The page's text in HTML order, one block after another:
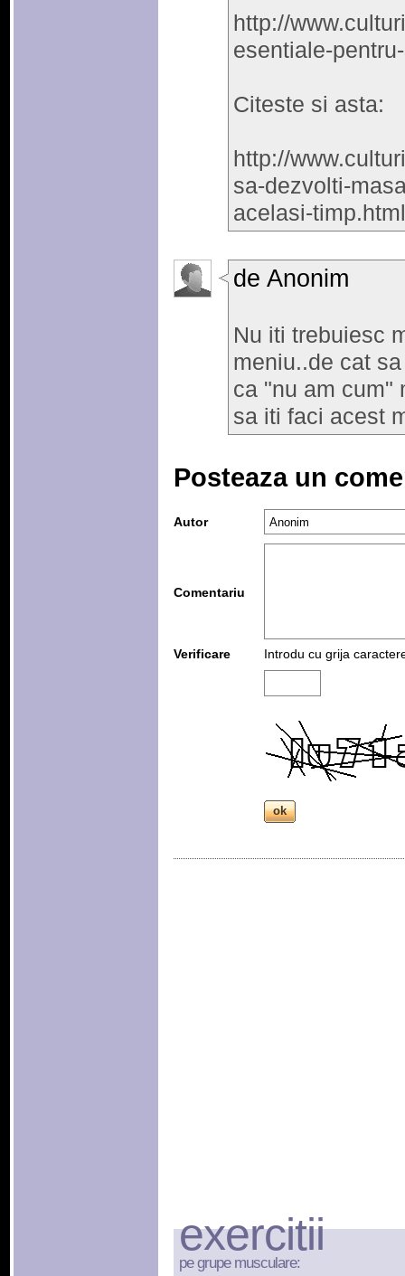
http://
esentiale-
Citeste si asta:
http://
sa-dezvolti-
acelasi-timp.html
de Anonim
Nu iti trebuiesc
meniu..de cat
ca "nu am cum"
sa iti faci acest
Posteaza un
Autor
Comentariu
Verificare Introdu cu grija
exercitii
pe grupe musculare: